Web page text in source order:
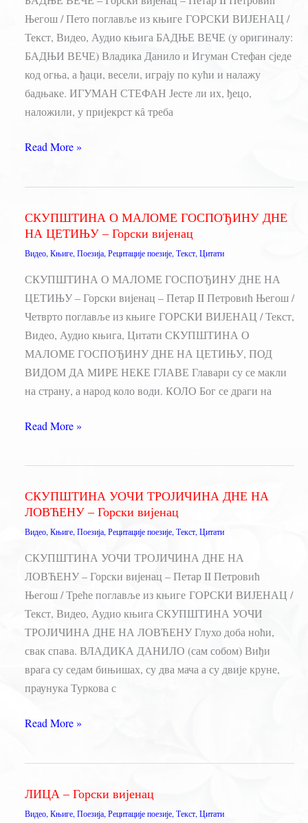
Његош / Пето поглавље из књиге ГОРСКИ ВИЈЕНАЦ /
Текст, Видео, Аудио књига БАДЊЕ ВЕЧЕ (у оригиналу:
БАДЊИ ВЕЧЕ) Владика Данило и Игуман Стефан сједе
код огња, а ђаци, весели, играју по кући и налажу
бадњаке. ИГУМАН СТЕФАН Јесте ли их, ђецо,
наложили, у пријекрст кâ треба
БАДЊЕ
–
вијенац
Read More »
СКУПШТИНА О МАЛОМЕ ГОСПОЂИНУ ДНЕ
НА ЦЕТИЊУ – Горски вијенац
Видео, Књиге, Поезија, Рецитације поезије, Текст, Цитати
СКУПШТИНА О МАЛОМЕ ГОСПОЂИНУ ДНЕ НА
ЦЕТИЊУ – Горски вијенац – Петар II Петровић Његош /
Четврто поглавље из књиге ГОРСКИ ВИЈЕНАЦ / Текст,
Видео, Аудио књига, Цитати СКУПШТИНА О
МАЛОМЕ ГОСПОЂИНУ ДНЕ НА ЦЕТИЊУ, ПОД
ВИДОМ ДА МИРЕ НЕКЕ ГЛАВЕ Главари су се макли
на страну, а народ коло води. КОЛО Бог се драги на
СКУПШТИНА
МАЛОМЕ
ДНЕ
НА
ЦЕТИЊУ
–
Горски
вијенац
Read More »
СКУПШТИНА УОЧИ ТРОЈИЧИНА ДНЕ НА
ЛОВЋЕНУ – Горски вијенац
Видео,Књиге,Поезија,Рецитације поезије,Текст,Цитати
СКУПШТИНА УОЧИ ТРОЈИЧИНА ДНЕ НА
ЛОВЋЕНУ – Горски вијенац – Петар II Петровић
Његош / Треће поглавље из књиге ГОРСКИ ВИЈЕНАЦ /
Текст, Видео, Аудио књига СКУПШТИНА УОЧИ
ТРОЈИЧИНА ДНЕ НА ЛОВЋЕНУ Глухо доба ноћи,
свак спава. ВЛАДИКА ДАНИЛО (сам собом) Виђи
врага су седам бињишах, су два мача а су двије круне,
праунука Туркова с
СКУПШТИНА
НА
ЛОВЋЕНУ
Read More »
ЛИЦА – Горски вијенац
Видео, Књиге, Поезија, Рецитације поезије, Текст, Цитати